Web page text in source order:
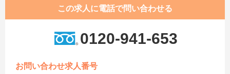
この求人に電話で問い合わせる
0120-941-653
お問い合わせ求人番号